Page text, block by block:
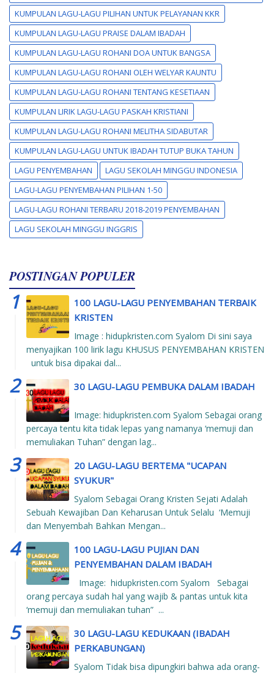
KUMPULAN LAGU-LAGU PILIHAN UNTUK PELAYANAN KKR
KUMPULAN LAGU-LAGU PRAISE DALAM IBADAH
KUMPULAN LAGU-LAGU ROHANI DOA UNTUK BANGSA
KUMPULAN LAGU-LAGU ROHANI OLEH WELYAR KAUNTU
KUMPULAN LAGU-LAGU ROHANI TENTANG KESETIAAN
KUMPULAN LIRIK LAGU-LAGU PASKAH KRISTIANI
KUMPULAN LAGU-LAGU ROHANI MELITHA SIDABUTAR
KUMPULAN LAGU-LAGU UNTUK IBADAH TUTUP BUKA TAHUN
LAGU PENYEMBAHAN
LAGU SEKOLAH MINGGU INDONESIA
LAGU-LAGU PENYEMBAHAN PILIHAN 1-50
LAGU-LAGU ROHANI TERBARU 2018-2019 PENYEMBAHAN
LAGU SEKOLAH MINGGU INGGRIS
POSTINGAN POPULER
100 LAGU-LAGU PENYEMBAHAN TERBAIK
KRISTEN
Image : hidupkristen.com Syalom Di sini saya
menyajikan 100 lirik lagu KHUSUS PENYEMBAHAN KRISTEN
untuk bisa dipakai dal...
30 LAGU-LAGU PEMBUKA DALAM IBADAH
Image: hidupkristen.com Syalom Sebagai orang
percaya tentu kita tidak lepas yang namanya ‘memuji dan
memuliakan Tuhan” dengan lag...
20 LAGU-LAGU BERTEMA "UCAPAN
SYUKUR"
Syalom Sebagai Orang Kristen Sejati Adalah
Sebuah Kewajiban Dan Keharusan Untuk Selalu ‘Memuji
dan Menyembah Bahkan Mengan...
100 LAGU-LAGU PUJIAN DAN
PENYEMBAHAN DALAM IBADAH
Image: hidupkristen.com Syalom Sebagai
orang percaya sudah hal yang wajib & pantas untuk kita
‘memuji dan memuliakan tuhan” ...
30 LAGU-LAGU KEDUKAAN (IBADAH
PERKABUNGAN)
Syalom Tidak bisa dipungkiri bahwa ada orang-